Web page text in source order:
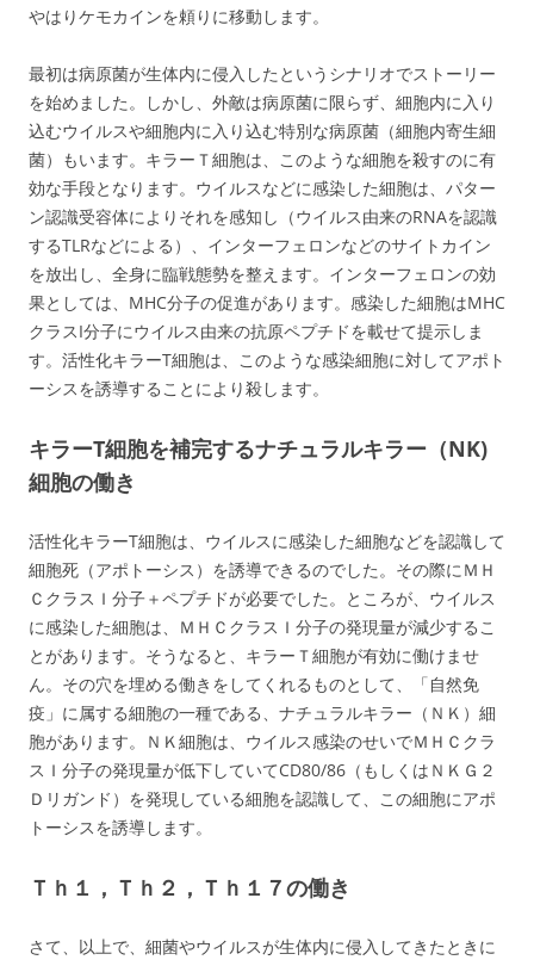
やはりケモカインを頼りに移動します。
最初は病原菌が生体内に侵入したというシナリオでストーリー
を始めました。しかし、外敵は病原菌に限らず、細胞内に入り
込むウイルスや細胞内に入り込む特別な病原菌（細胞内寄生細
菌）もいます。キラーＴ細胞は、このような細胞を殺すのに有
効な手段となります。ウイルスなどに感染した細胞は、パター
ン認識受容体によりそれを感知し（ウイルス由来のRNAを認識
するTLRなどによる）、インターフェロンなどのサイトカイン
を放出し、全身に臨戦態勢を整えます。インターフェロンの効
果としては、MHC分子の促進があります。感染した細胞はMHC
クラスI分子にウイルス由来の抗原ペプチドを載せて提示しま
す。活性化キラーT細胞は、このような感染細胞に対してアポト
ーシスを誘導することにより殺します。
キラーT細胞を補完するナチュラルキラー（NK)
細胞の働き
活性化キラーT細胞は、ウイルスに感染した細胞などを認識して
細胞死（アポトーシス）を誘導できるのでした。その際にＭＨ
ＣクラスＩ分子＋ペプチドが必要でした。ところが、ウイルス
に感染した細胞は、ＭＨＣクラスＩ分子の発現量が減少するこ
とがあります。そうなると、キラーＴ細胞が有効に働けませ
ん。その穴を埋める働きをしてくれるものとして、「自然免
疫」に属する細胞の一種である、ナチュラルキラー（ＮＫ）細
胞があります。ＮＫ細胞は、ウイルス感染のせいでＭＨＣクラ
スＩ分子の発現量が低下していてCD80/86（もしくはＮＫＧ２
Ｄリガンド）を発現している細胞を認識して、この細胞にアポ
トーシスを誘導します。
Ｔｈ１，Ｔｈ２，Ｔｈ１７の働き
さて、以上で、細菌やウイルスが生体内に侵入してきたときに